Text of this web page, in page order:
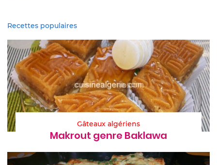
Recettes populaires
Gâteaux algériens
Makrout genre Baklawa